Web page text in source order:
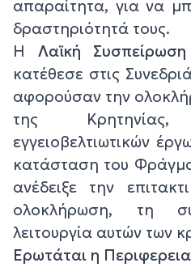
απαραίτητα, για να
δραστηριότητά τους.
Η Λαϊκή Συσπείρωση
κατέθεσε στις
αφορούσαν την
της
εγγειοβελτιωτικών
κατάσταση του
ανέδειξε την
ολοκλήρωση, τη
λειτουργία αυτών των
Ερωτάται η